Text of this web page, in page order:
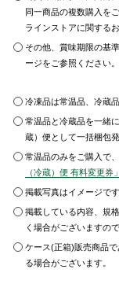
同一商品の複数購入を
ラインストアに関する
その他、賞味期限の基
ージをご参照ください。
冷凍品は常温品、冷蔵
常温品と冷蔵品を一緒
蔵）便として一括梱包
常温品のみをご購入で
（冷蔵）便 有料変更券」
掲載写真はイメージです
掲載している内容、規
く場合がございますの
ケース(正箱)販売商品
る場合がございます。